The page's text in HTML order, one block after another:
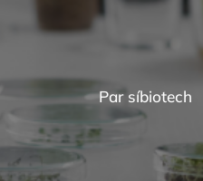
Par síbiotech